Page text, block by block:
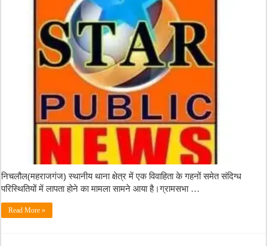
निचलौल(महराजगंज) स्थानीय थाना क्षेत्र में एक विवाहिता के गहनों समेत संदिग्ध
परिस्थितियों में लापता होने का मामला सामने आया है।ग्रामसभा …
Read More »